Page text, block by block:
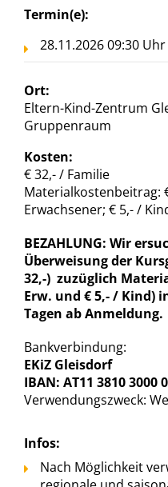
Termin(e):
28.11.2026 09:30
Ort:
Eltern-Kind-Zentrum
Gruppenraum
Kosten:
€ 32,- / Familie
Materialkostenbeitrag:
Erwachsener; € 5,- /
BEZAHLUNG: Wir
Überweisung der
32,-) zuzüglich
Erw. und € 5,- / Kind)
Tagen ab Anmeldung.
Bankverbindung:
EKiZ Gleisdorf
IBAN: AT11 3810 3000
Verwendungszweck:
Infos:
Nach Möglichkeit